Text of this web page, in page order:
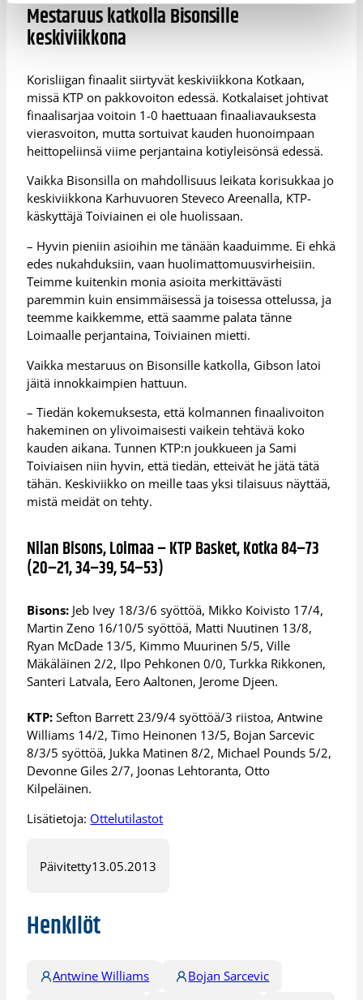
Mestaruus katkolla Bisonsille
keskiviikkona
Korisliigan finaalit siirtyvät keskiviikkona Kotkaan,
missä KTP on pakkovoiton edessä. Kotkalaiset johtivat
finaalisarjaa voitoin 1-0 haettuaan finaaliavauksesta
vierasvoiton, mutta sortuivat kauden huonoimpaan
heittopeliinsä viime perjantaina kotiyleisönsä edessä.
Vaikka Bisonsilla on mahdollisuus leikata korisukkaa jo
keskiviikkona Karhuvuoren Steveco Areenalla, KTP-
käskyttäjä Toiviainen ei ole huolissaan.
– Hyvin pieniin asioihin me tänään kaaduimme. Ei ehkä
edes nukahduksiin, vaan huolimattomuusvirheisiin.
Teimme kuitenkin monia asioita merkittävästi
paremmin kuin ensimmäisessä ja toisessa ottelussa, ja
teemme kaikkemme, että saamme palata tänne
Loimaalle perjantaina, Toiviainen mietti.
Vaikka mestaruus on Bisonsille katkolla, Gibson latoi
jäitä innokkaimpien hattuun.
– Tiedän kokemuksesta, että kolmannen finaalivoiton
hakeminen on ylivoimaisesti vaikein tehtävä koko
kauden aikana. Tunnen KTP:n joukkueen ja Sami
Toiviaisen niin hyvin, että tiedän, etteivät he jätä tätä
tähän. Keskiviikko on meille taas yksi tilaisuus näyttää,
mistä meidät on tehty.
Nilan Bisons, Loimaa – KTP Basket, Kotka 84–73
(20–21, 34–39, 54–53)
Bisons: Jeb Ivey 18/3/6 syöttöä, Mikko Koivisto 17/4,
Martin Zeno 16/10/5 syöttöä, Matti Nuutinen 13/8,
Ryan McDade 13/5, Kimmo Muurinen 5/5, Ville
Mäkäläinen 2/2, Ilpo Pehkonen 0/0, Turkka Rikkonen,
Santeri Latvala, Eero Aaltonen, Jerome Djeen.
KTP: Sefton Barrett 23/9/4 syöttöä/3 riistoa, Antwine
Williams 14/2, Timo Heinonen 13/5, Bojan Sarcevic
8/3/5 syöttöä, Jukka Matinen 8/2, Michael Pounds 5/2,
Devonne Giles 2/7, Joonas Lehtoranta, Otto
Kilpeläinen.
Lisätietoja: Ottelutilastot
Päivitetty13.05.2013
Henkilöt
Antwine Williams
Bojan Sarcevic